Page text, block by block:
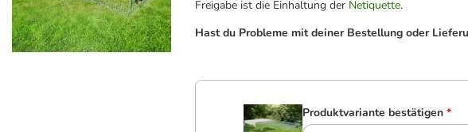
Freigabe ist die Einhaltung der Netiquette.
Hast du Probleme mit deiner Bestellung oder
Produktvariante bestätigen *